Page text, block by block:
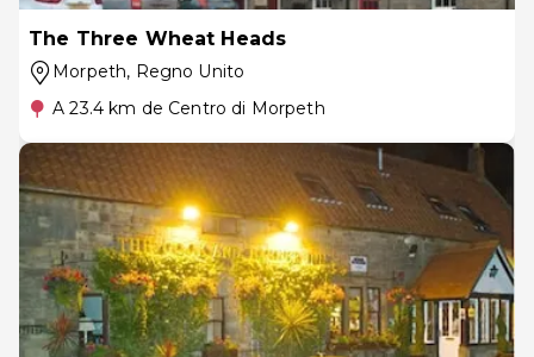
The Three Wheat Heads
Morpeth, Regno Unito
A 23.4 km de Centro di Morpeth